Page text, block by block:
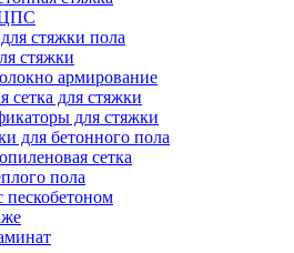
стяжки пола
стяжки
армирование
сетка для стяжки
для стяжки
для бетонного пола
сетка
пола
пескобетоном